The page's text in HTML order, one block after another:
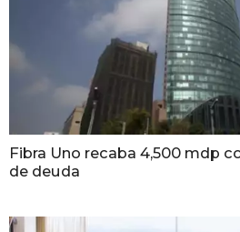
Fibra Uno recaba 4,500 mdp
de deuda